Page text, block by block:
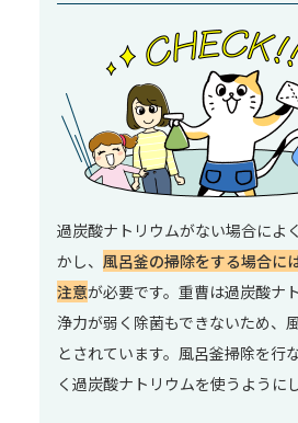
過炭酸ナトリウムがない場合によ
かし、 風呂釜の掃除をする場合に
注意が必要です。重曹は過炭酸ナ
浄力が弱く除菌もできないため、
とされています。風呂釜掃除を行
く過炭酸ナトリウムを使うように